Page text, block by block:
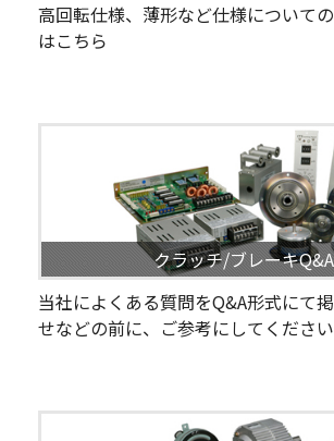
高回転仕様、薄形など仕様について
はこちら
クラッチ/ブレーキQ&A
当社によくある質問をQ&A形式にて
せなどの前に、ご参考にしてください